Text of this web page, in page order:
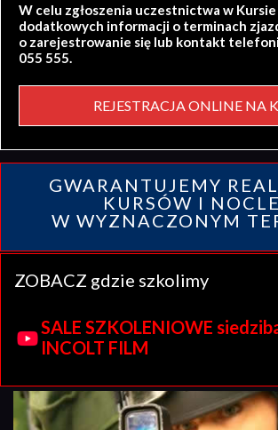
W celu zgłoszenia uczestnictwa w
dodatkowych informacji o terminach
o zarejestrowanie się lub kontakt
055 555.
REJESTRACJA ONLINE NA
GWARANTUJEMY
KURSÓW I
W WYZNACZONYM
ZOBACZ gdzie szkolimy
SALE SZKOLENIOWE
INCOLT FILM